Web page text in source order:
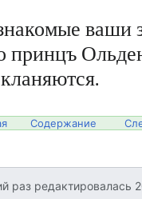
ваши
принцъ
Содержание